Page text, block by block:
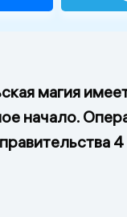
магия
начало.
4